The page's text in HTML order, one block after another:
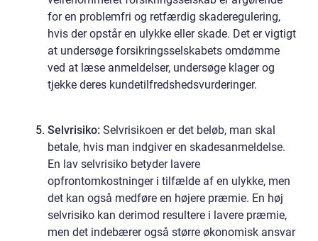
for en problemfri og retfærdig skaderegulering,
hvis der opstår en ulykke eller skade. Det er vigtigt
at undersøge forsikringsselskabets omdømme
ved at læse anmeldelser, undersøge klager og
tjekke deres kundetilfredshedsvurderinger.
Selvrisiko: Selvrisikoen er det beløb, man skal
betale, hvis man indgiver en skadesanmeldelse.
En lav selvrisiko betyder lavere
opfrontomkostninger i tilfælde af en ulykke, men
det kan også medføre en højere præmie. En høj
selvrisiko kan derimod resultere i lavere præmie,
men det indebærer også større økonomisk ansvar